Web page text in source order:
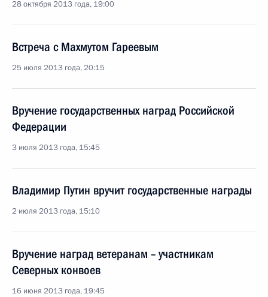
28 октября 2013 года, 19:00
Встреча с Махмутом Гареевым
25 июля 2013 года, 20:15
Вручение государственных наград Российской
Федерации
3 июля 2013 года, 15:45
Владимир Путин вручит государственные награды
2 июля 2013 года, 15:10
Вручение наград ветеранам – участникам
Северных конвоев
16 июня 2013 года, 19:45